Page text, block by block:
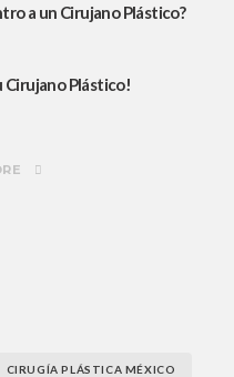
a un Cirujano Plástico?
Cirujano Plástico!
CIRUGÍA PLÁSTICA MÉXICO